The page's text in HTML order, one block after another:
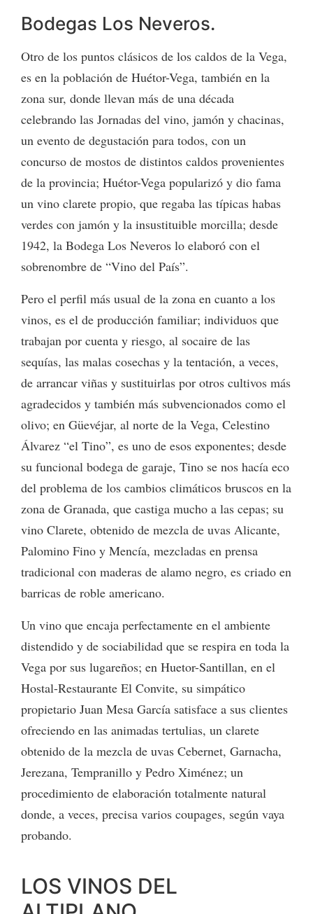
Bodegas Los Neveros.
Otro de los puntos clásicos de los caldos de la Vega,
es en la población de Huétor-Vega, también en la
zona sur, donde llevan más de una década
celebrando las Jornadas del vino, jamón y chacinas,
un evento de degustación para todos, con un
concurso de mostos de distintos caldos provenientes
de la provincia; Huétor-Vega popularizó y dio fama
un vino clarete propio, que regaba las típicas habas
verdes con jamón y la insustituible morcilla; desde
1942, la Bodega Los Neveros lo elaboró con el
sobrenombre de “Vino del País”.
Pero el perfil más usual de la zona en cuanto a los
vinos, es el de producción familiar; individuos que
trabajan por cuenta y riesgo, al socaire de las
sequías, las malas cosechas y la tentación, a veces,
de arrancar viñas y sustituirlas por otros cultivos más
agradecidos y también más subvencionados como el
olivo; en Güevéjar, al norte de la Vega, Celestino
Álvarez “el Tino”, es uno de esos exponentes; desde
su funcional bodega de garaje, Tino se nos hacía eco
del problema de los cambios climáticos bruscos en la
zona de Granada, que castiga mucho a las cepas; su
vino Clarete, obtenido de mezcla de uvas Alicante,
Palomino Fino y Mencía, mezcladas en prensa
tradicional con maderas de alamo negro, es criado en
barricas de roble americano.
Un vino que encaja perfectamente en el ambiente
distendido y de sociabilidad que se respira en toda la
Vega por sus lugareños; en Huetor-Santillan, en el
Hostal-Restaurante El Convite, su simpático
propietario Juan Mesa García satisface a sus clientes
ofreciendo en las animadas tertulias, un clarete
obtenido de la mezcla de uvas Cebernet, Garnacha,
Jerezana, Tempranillo y Pedro Ximénez; un
procedimiento de elaboración totalmente natural
donde, a veces, precisa varios coupages, según vaya
probando.
LOS VINOS DEL